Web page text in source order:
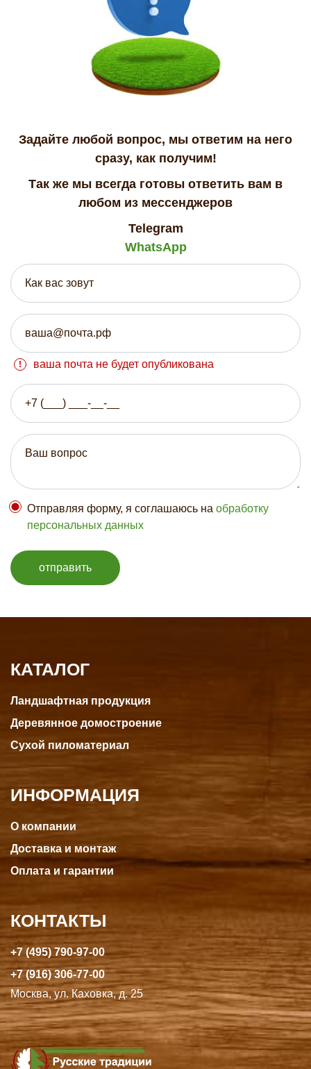
Задайте любой вопрос, мы ответим на него
сразу, как получим!
Так же мы всегда готовы ответить вам в
любом из мессенджеров
Telegram
WhatsApp
ваша почта не будет опубликована
Отправляя форму, я соглашаюсь на обработку
персональных данных
отправить
КАТАЛОГ
Ландшафтная продукция
Деревянное домостроение
Сухой пиломатериал
ИНФОРМАЦИЯ
О компании
Доставка и монтаж
Оплата и гарантии
КОНТАКТЫ
+7 (495) 790-97-00
+7 (916) 306-77-00
Москва, ул. Каховка, д. 25